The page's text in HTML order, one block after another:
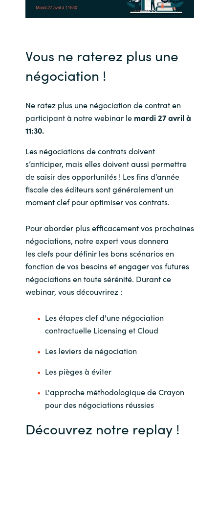
Indonesia
Kingdom of Saudi Arabia
Kuwait
Lithuania
Malaysia
Middle East
Netherlands
Norway
Oman
Poland
Portugal
Qatar
Romania
Serbia
Vous ne raterez plus une
négociation !
Découvrez notre replay !
Ne ratez plus une négociation de contrat en
participant à notre webinar le mardi 27 avril à
11:30.
Les négociations de contrats doivent
s’anticiper, mais elles doivent aussi permettre
de saisir des opportunités ! Les fins d’année
fiscale des éditeurs sont généralement un
moment clef pour optimiser vos contrats.
Pour aborder plus efficacement vos prochaines
négociations, notre expert vous donnera
les clefs pour définir les bons scénarios en
fonction de vos besoins et engager vos futures
négociations en toute sérénité. Durant ce
webinar, vous découvrirez :
Les étapes clef d'une négociation
contractuelle Licensing et Cloud
Les leviers de négociation
Les pièges à éviter
L'approche méthodologique de Crayon
pour des négociations réussies